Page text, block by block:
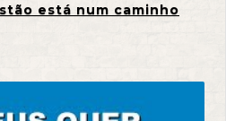
está num caminho